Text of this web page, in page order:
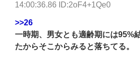
14:00:36.86 ID:2oF4+1Qe0
>>26
一時期、男女とも適齢期には95%
たからそこからみると落ちてる。